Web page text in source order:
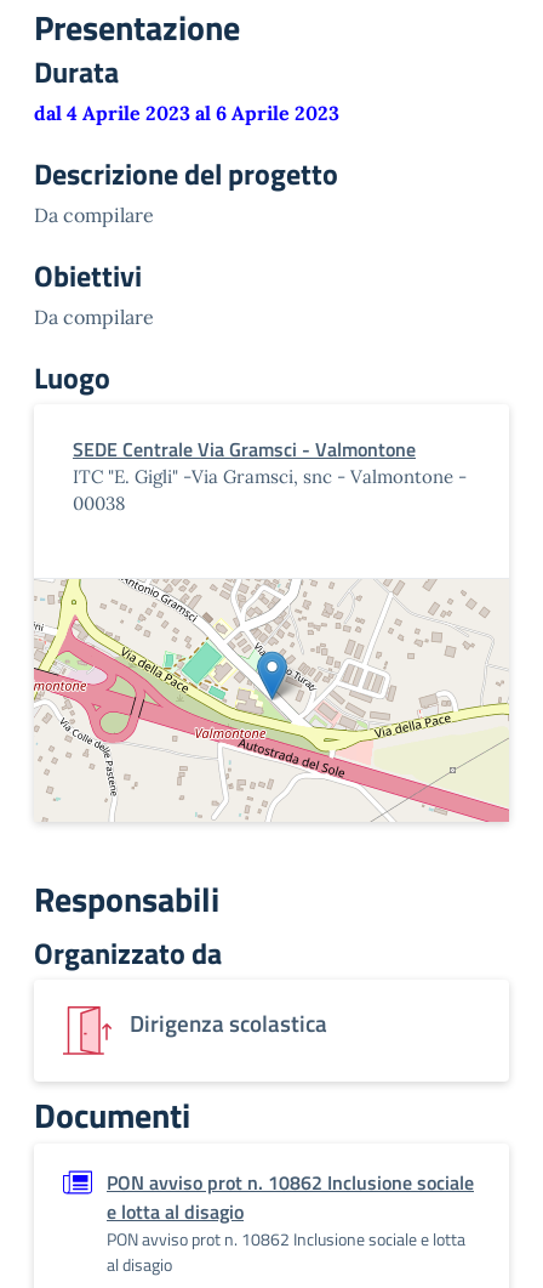
Presentazione
Durata
dal 4 Aprile 2023 al 6 Aprile 2023
Descrizione del progetto
Da compilare
Obiettivi
Da compilare
Luogo
SEDE Centrale Via Gramsci - Valmontone
ITC "E. Gigli" -Via Gramsci, snc - Valmontone -
00038
Responsabili
Organizzato da
Dirigenza scolastica
Documenti
PON avviso prot n. 10862 Inclusione sociale
e lotta al disagio
PON avviso prot n. 10862 Inclusione sociale e lotta
al disagio